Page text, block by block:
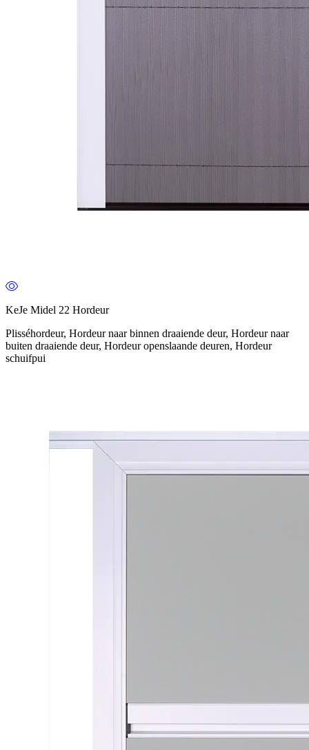
KeJe Midel 22 Hordeur
Plisséhordeur, Hordeur naar binnen draaiende deur, Hordeur naar
buiten draaiende deur, Hordeur openslaande deuren, Hordeur
schuifpui